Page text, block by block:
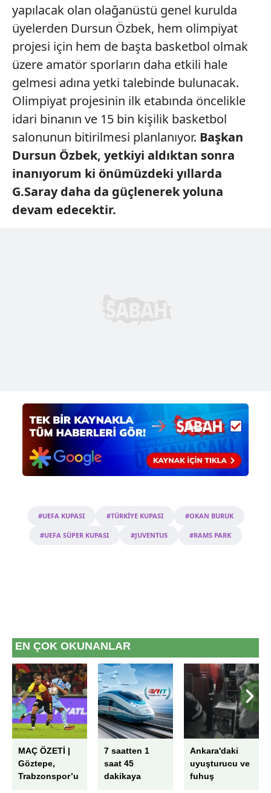
yapılacak olan olağanüstü genel kurulda
üyelerden Dursun Özbek, hem olimpiyat
projesi için hem de başta basketbol olmak
üzere amatör sporların daha etkili hale
gelmesi adına yetki talebinde bulunacak.
Olimpiyat projesinin ilk etabında öncelikle
idari binanın ve 15 bin kişilik basketbol
salonunun bitirilmesi planlanıyor. Başkan
Dursun Özbek, yetkiyi aldıktan sonra
inanıyorum ki önümüzdeki yıllarda
G.Saray daha da güçlenerek yoluna
devam edecektir.
#UEFA KUPASI #TÜRKİYE KUPASI #OKAN BURUK
#UEFA SÜPER KUPASI #JUVENTUS #RAMS PARK
EN ÇOK OKUNANLAR
MAÇ ÖZETİ |
Göztepe,
Trabzonspor’u
7 saatten 1
saat 45
dakikaya
Ankara'daki
uyuşturucu ve
fuhuş